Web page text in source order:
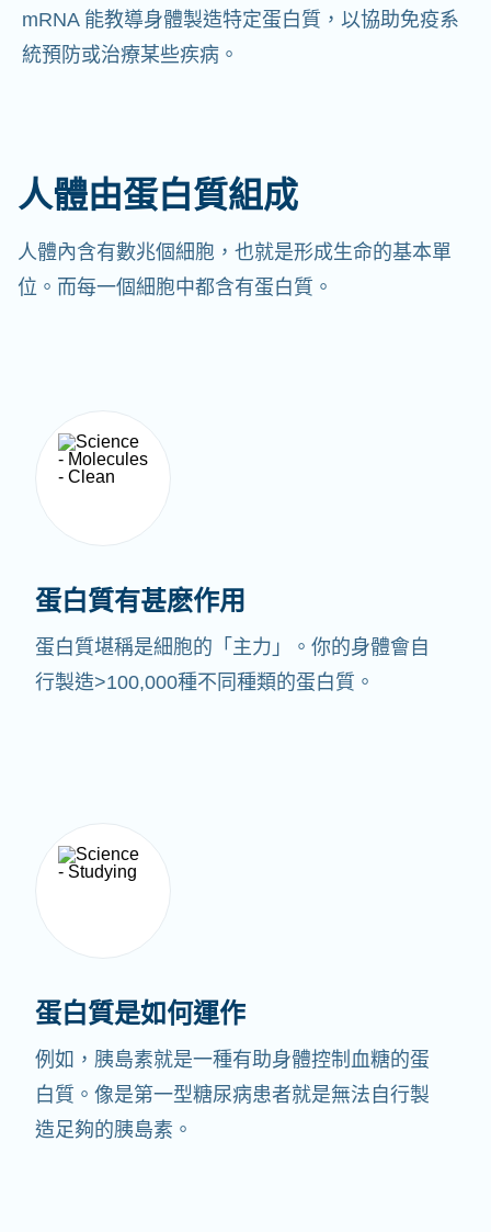
mRNA 能教導身體製造特定蛋白質，以協助免疫系
統預防或治療某些疾病。
人體由蛋白質組成
人體內含有數兆個細胞，也就是形成生命的基本單
位。而每一個細胞中都含有蛋白質。
蛋白質有甚麽作用
蛋白質堪稱是細胞的「主力」。你的身體會自
行製造>100,000種不同種類的蛋白質。
蛋白質是如何運作
例如，胰島素就是一種有助身體控制血糖的蛋
白質。像是第一型糖尿病患者就是無法自行製
造足夠的胰島素。